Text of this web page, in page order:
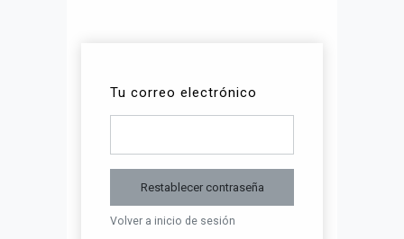
Tu correo electrónico
Restablecer contraseña
Volver a inicio de sesión